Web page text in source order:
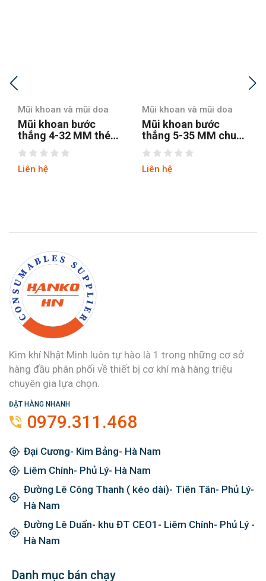
Mũi khoan và mũi doa
Mũi khoan bước
thẳng 5-35 MM chuôi
tròn
Liên hệ
Mũi khoan và mũi doa
Mũi khoan bước
thẳng chuôi tròn 4-12
hss4241 tin
Liên hệ
Kim khí Nhật Minh luôn tự hào là 1 trong những cơ sở
hàng đầu phân phối về thiết bị cơ khí mà hàng triệu
chuyên gia lựa chọn.
ĐẶT HÀNG NHANH
0979.311.468
Đại Cương- Kim Bảng- Hà Nam
Liêm Chính- Phủ Lý- Hà Nam
Đường Lê Công Thanh ( kéo dài)- Tiên Tân- Phủ Lý-
Hà Nam
Đường Lê Duẩn- khu ĐT CEO1- Liêm Chính- Phủ Lý -
Hà Nam
Danh mục bán chạy